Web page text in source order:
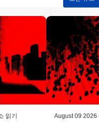
언트 다양성에 대한 집중도
에 기여합니다.
직면한 적이 있나요?
블록체인 생태계와 관련된 광
험에 직면해 있습니다.
는 주요 공개 논란이나 사건
약 악용, 규제 조사 및 커뮤
질적으로 취약한 공간에서 운
하기 위해 HashPack은 스마
한 보안 조치를 구현했습니다.
읽기 August 09 2026